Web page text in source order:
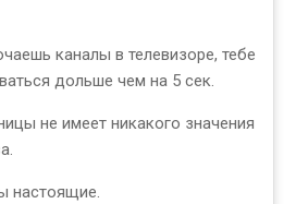
каналы в телевизоре, тебе
дольше чем на 5 сек.
не имеет никакого значения
настоящие.